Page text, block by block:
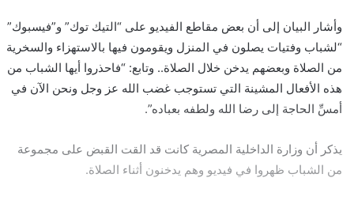
وأشار البيان إلى أن بعض مقاطع الفيديو على “التيك توك” و”فيسبوك”
“لشباب وفتيات يصلون في المنزل ويقومون فيها بالاستهزاء والسخرية
من الصلاة وبعضهم يدخن خلال الصلاة..‬ ‫وتابع: “فاحذروا أيها الشباب من
هذه الأفعال المشينة التي تستوجب غضب الله عز وجل ونحن الآن في
أمسِّ الحاجة إلى رضا الله ولطفه بعباده”.
يذكر أن وزارة الداخلية المصرية كانت قد القت القبض على مجموعة
من الشباب ظهروا في فيديو وهم يدخنون أثناء الصلاة.